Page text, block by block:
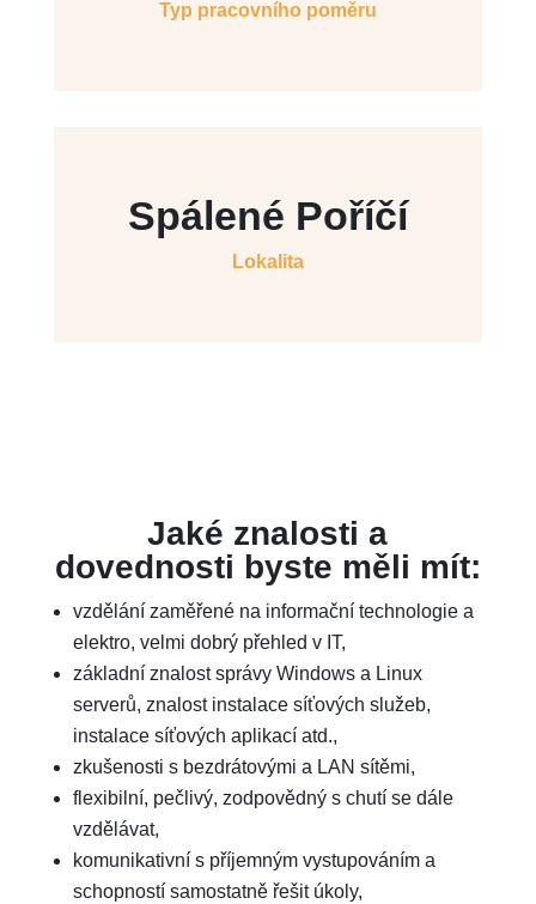
Typ pracovního poměru
Spálené Poříčí
Lokalita
Jaké znalosti a
dovednosti byste měli mít:
vzdělání zaměřené na informační technologie a
elektro, velmi dobrý přehled v IT,
základní znalost správy Windows a Linux
serverů, znalost instalace síťových služeb,
instalace síťových aplikací atd.,
zkušenosti s bezdrátovými a LAN sítěmi,
flexibilní, pečlivý, zodpovědný s chutí se dále
vzdělávat,
komunikativní s příjemným vystupováním a
schopností samostatně řešit úkoly,